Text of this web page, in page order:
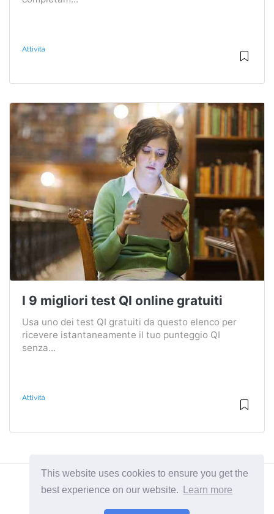
This website uses cookies to ensure you get the
best experience on our website.
Learn more
Attività
I 9 migliori test QI online gratuiti
Usa uno dei test QI gratuiti da questo elenco per
ricevere istantaneamente il tuo punteggio QI
senza...
Attività
2026 ©BuruNews